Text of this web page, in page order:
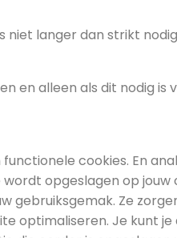
langer dan strikt
en alleen als dit nodig
cookies. En
opgeslagen op
gebruiksgemak. Ze
optimaliseren. Je